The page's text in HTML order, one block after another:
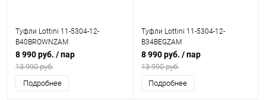
Туфли Lottini 11-5304-12-
B40BROWNZAM
8 990 руб. / пар
13 990 руб.
Подробнее
Туфли Lottini 11-5304-12-
B34BEGZAM
8 990 руб. / пар
13 990 руб.
Подробнее